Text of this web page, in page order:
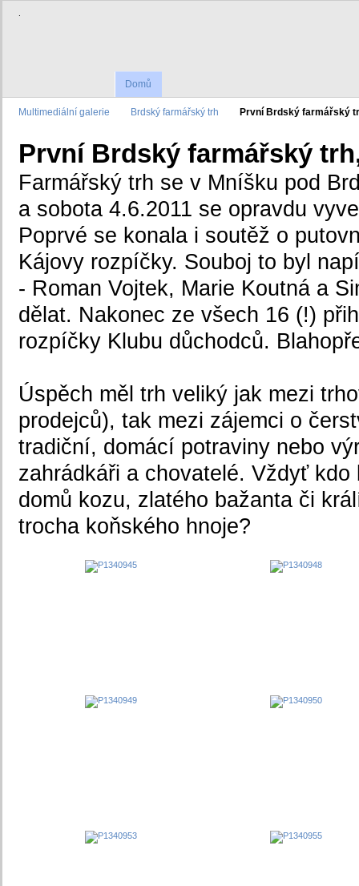
.
Domů
Multimediální galerie Brdský farmářský trh První Brdský farmářský
První Brdský farmářský
Farmářský trh se v Mníšku pod
a sobota 4.6.2011 se opravdu
Poprvé se konala i soutěž o
Kájovy rozpíčky. Souboj to byl
- Roman Vojtek, Marie Koutná a
dělat. Nakonec ze všech 16 (!)
rozpíčky Klubu důchodců.
Úspěch měl trh veliký jak mezi
prodejců), tak mezi zájemci o
tradiční, domácí potraviny nebo
zahrádkáři a chovatelé. Vždyť
domů kozu, zlatého bažanta či
trocha koňského hnoje?